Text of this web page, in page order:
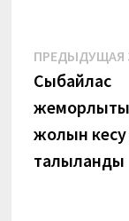
по
ПРЕДЫДУЩАЯ
Сыбайлас
жолын
талқыланды